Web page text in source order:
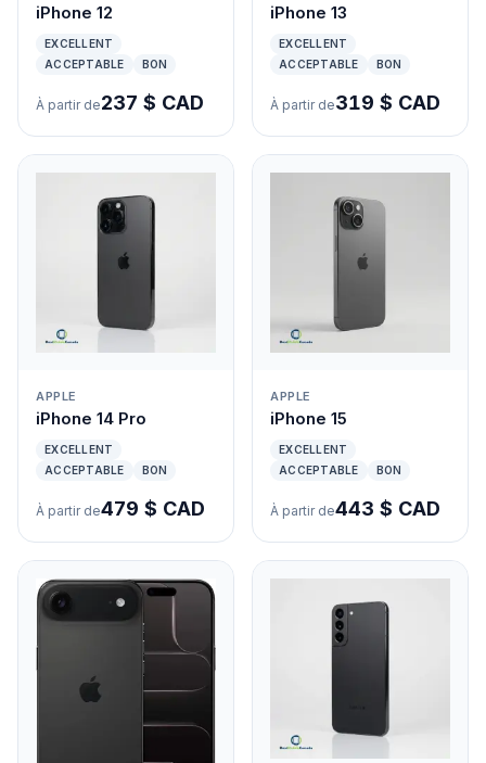
iPhone 12
EXCELLENT
ACCEPTABLE
BON
À partir de237 $ CAD
iPhone 13
EXCELLENT
ACCEPTABLE
BON
À partir de319 $ CAD
APPLE
iPhone 14 Pro
EXCELLENT
ACCEPTABLE
BON
À partir de479 $ CAD
APPLE
iPhone 15
EXCELLENT
ACCEPTABLE
BON
À partir de443 $ CAD